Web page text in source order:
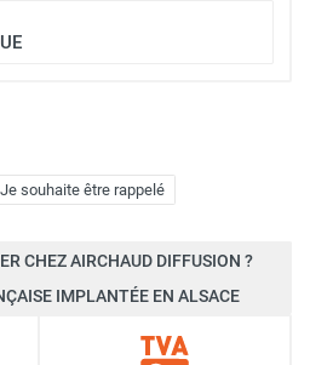
Je souhaite être rappelé
CHEZ AIRCHAUD DIFFUSION ?
IMPLANTÉE EN ALSACE